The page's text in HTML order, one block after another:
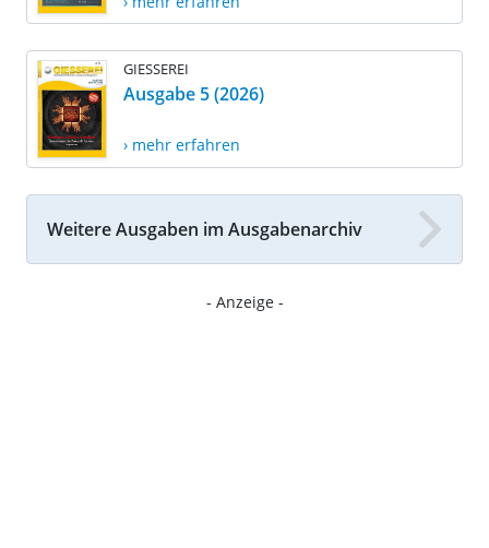
GIESSEREI
Ausgabe 5 (2026)
› mehr erfahren
Weitere Ausgaben im Ausgabenarchiv
- Anzeige -